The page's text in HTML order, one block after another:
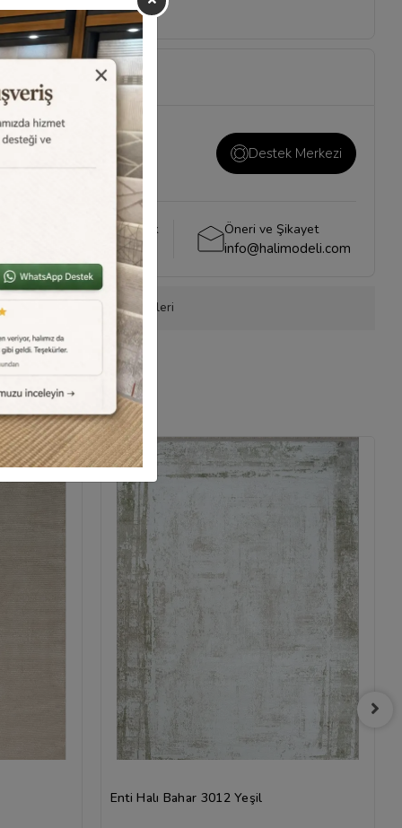
önemli konuların
Destek Merkezi
Whatsapp Destek
0540 001 51 51
Öneri ve Şikayet
info@halimodeli.com
Sipariş Ürün Önerileri
Enti Halı Bahar 3012 Yeşil